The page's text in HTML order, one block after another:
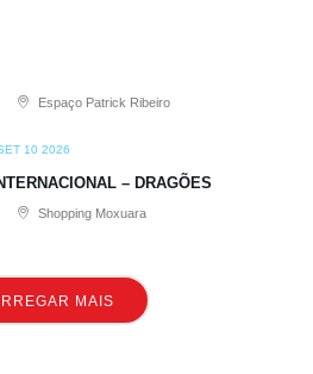
Espaço Patrick Ribeiro
10 2026
– DRAGÕES
Shopping Moxuara
MAIS